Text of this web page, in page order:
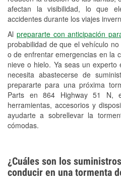
afectan la visibilidad, lo que
accidentes durante los viajes
Al prepararte con anticipación
probabilidad de que el vehículo
o de enfrentar emergencias en la
nieve o hielo. Ya seas un
necesita abastecerse de
prepararte para una próxima
Parts en 864 Highway 51 N,
herramientas, accesorios y
ayudarte a sobrellevar la
cómodas.
Mezcla de pinturas
Rectificación de
freno
Mangueras
Snowstorm
Conoce más
¿Cuáles son los
conducir en una tormenta